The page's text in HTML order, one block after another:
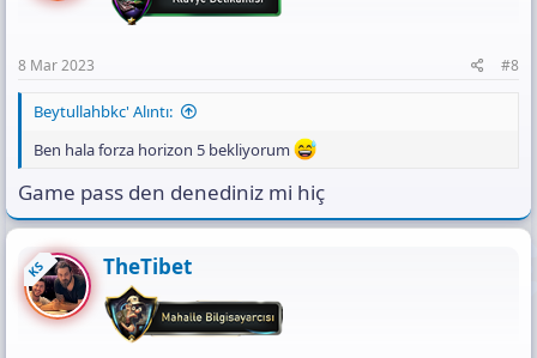
8 Mar 2023 #8
Beytullahbkc' Alıntı:
Ben hala forza horizon 5 bekliyorum
Game pass den denediniz mi hiç
KS TheTibet